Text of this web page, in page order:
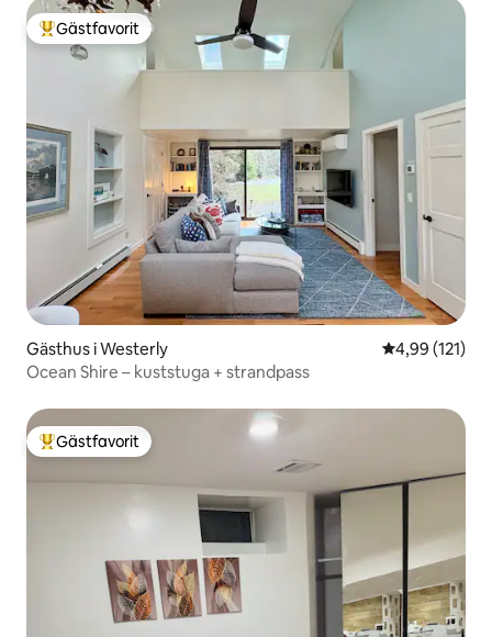
Populär gästfavorit
Gästfavorit
Gästhus i Westerly 4,99 av 5 i
4,99 (121)
Ocean Shire – kuststuga + strandpass
Populär gästfavorit
Gästfavorit